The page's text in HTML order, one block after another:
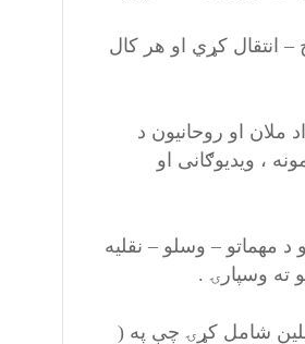
انتقال کړي او هر کال
ملان او روحانیون د
، ویدیوګانی او
– وسلو – نقلیه
ته وسپارۍ .
شامل کړۍ چې په (